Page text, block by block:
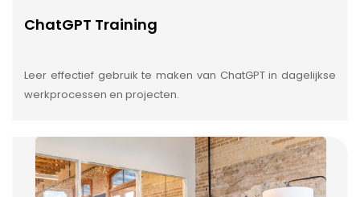
ChatGPT Training
Leer effectief gebruik te maken van ChatGPT in dagelijkse
werkprocessen en projecten.